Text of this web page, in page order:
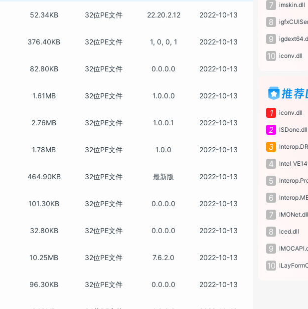
52.34KB 32位PE文件 22.20.2.12 2022-10-13
376.40KB 32位PE文件 1, 0, 0, 1 2022-10-13
82.80KB 32位PE文件 0.0.0.0 2022-10-13
1.61MB 32位PE文件 1.0.0.0 2022-10-13
2.76MB 32位PE文件 1.0.0.1 2022-10-13
1.78MB 32位PE文件 1.0.0 2022-10-13
464.90KB 32位PE文件 最新版 2022-10-13
101.30KB 32位PE文件 0.0.0.0 2022-10-13
32.80KB 32位PE文件 0.0.0.0 2022-10-13
10.25MB 32位PE文件 7.6.2.0 2022-10-13
96.30KB 32位PE文件 0.0.0.0 2022-10-13
7 imskin.dll
8
9
10 iconv.dll
推
1 iconv.dll
2 ISDone.dll
3
4
5
6
7 IMONet.dll
8 Iced.dll
9
10